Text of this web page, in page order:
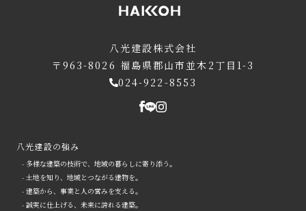
八光建設株式会社
〒963-8026 福島県郡山市並木2丁目1-3
024-922-8553
八光建設の強み
- 多様な建築の技術で、地域の暮らしに寄り添う。
- 土地を知り、地域とつながる建物を。
- 建築から、事業と人の営みを支える。
- 誠実に仕上げる、未来に誇れる建築。